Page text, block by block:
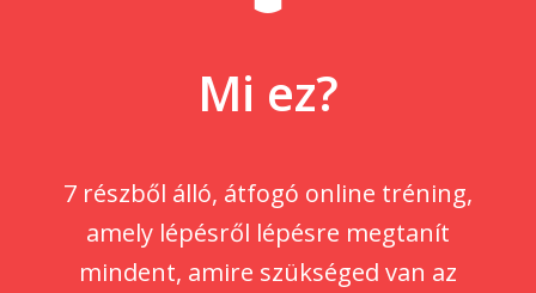
Mi ez?
7 részből álló, átfogó online tréning,
amely lépésről lépésre megtanít
mindent, amire szükséged van az